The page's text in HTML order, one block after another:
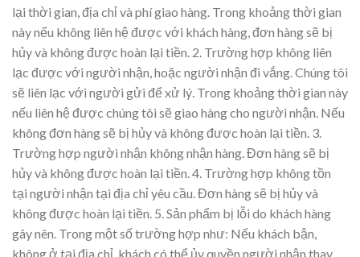
lại thời gian, địa chỉ và phí giao hàng. Trong khoảng thời gian
này nếu không liên hệ được với khách hàng, đơn hàng sẽ bị
hủy và không được hoàn lại tiền. 2. Trường hợp không liên
lạc được với người nhận, hoặc người nhận đi vắng. Chúng tôi
sẽ liên lạc với người gửi để xử lý. Trong khoảng thời gian này
nếu liên hệ được chúng tôi sẽ giao hàng cho người nhận. Nếu
không đơn hàng sẽ bị hủy và không được hoàn lại tiền. 3.
Trường hợp người nhận không nhận hàng. Đơn hàng sẽ bị
hủy và không được hoàn lại tiền. 4. Trường hợp không tồn
tại người nhận tại địa chỉ yêu cầu. Đơn hàng sẽ bị hủy và
không được hoàn lại tiền. 5. Sản phẩm bị lỗi do khách hàng
gây nên. Trong một số trường hợp như: Nếu khách bận,
không ở tại địa chỉ, khách có thể ủy quyền người nhận thay.